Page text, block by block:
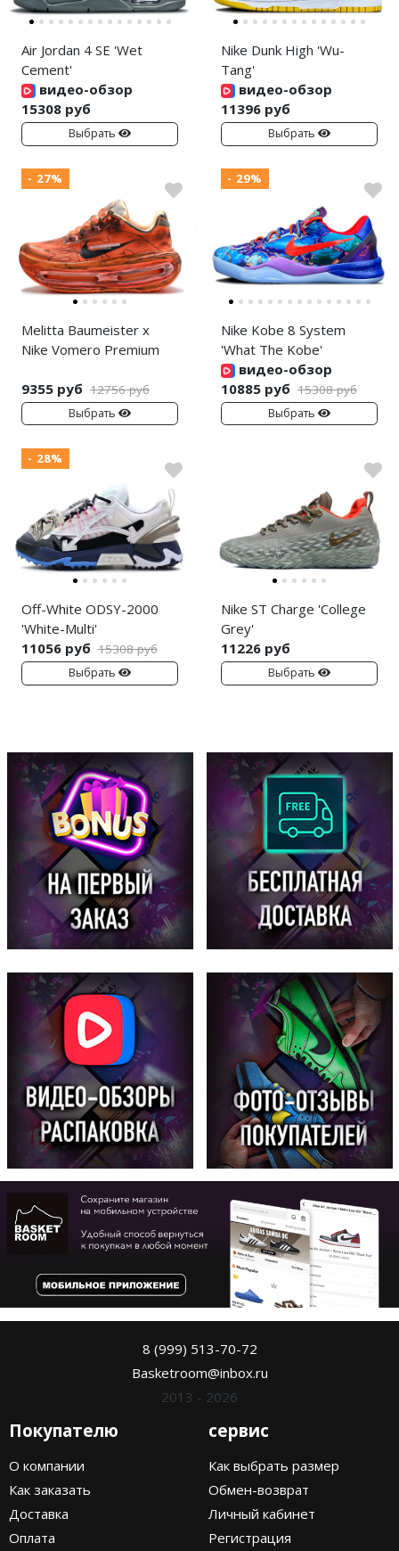
Air Jordan 4 SE 'Wet
Cement'
видео-обзор
15308 руб
Выбрать
Nike Dunk High 'Wu-
Tang'
видео-обзор
11396 руб
Выбрать
- 27%
Melitta Baumeister x
Nike Vomero Premium
9355 руб 12756 руб
Выбрать
- 29%
Nike Kobe 8 System
'What The Kobe'
видео-обзор
10885 руб 15308 руб
Выбрать
- 28%
Off-White ODSY-2000
'White-Multi'
11056 руб 15308 руб
Выбрать
Nike ST Charge 'College
Grey'
11226 руб
Выбрать
8 (999) 513-70-72
Basketroom@inbox.ru
2013 - 2026
Покупателю
О компании
Как заказать
Доставка
Оплата
сервис
Как выбрать размер
Обмен-возврат
Личный кабинет
Регистрация